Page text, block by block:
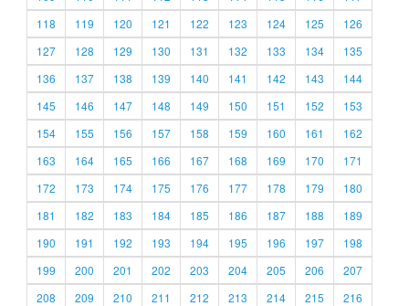
118
119 120 121 122 123 124 125
126
127
128 129 130 131 132 133 134
135
136
137 138 139 140 141 142 143
144
145
146 147 148 149 150 151 152
153
154
155 156 157 158 159 160 161
162
163
164 165 166 167 168 169 170
171
172
173 174 175 176 177 178 179
180
181
182 183 184 185 186 187 188
189
190
191 192 193 194 195 196 197
198
199
200 201 202 203 204 205 206
207
208
209 210 211 212 213 214 215
216